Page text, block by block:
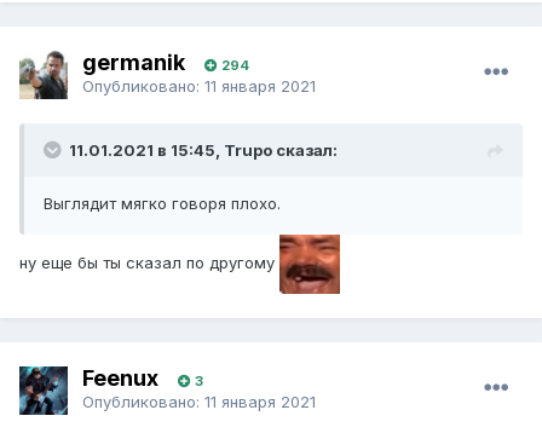
germanik 294
Опубликовано: 11 января 2021
11.01.2021 в 15:45, Trupo сказал:
Выглядит мягко говоря плохо.
ну еще бы ты сказал по другому
Feenux 3
Опубликовано: 11 января 2021